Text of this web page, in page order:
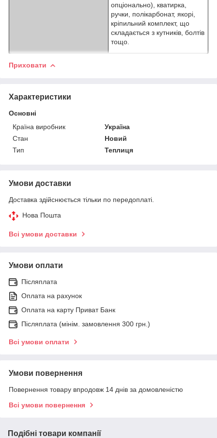
опціонально), кватирка,
ручки, полікарбонат, якорі,
кріпильний комплект, що
складається з кутників, болтів
тощо.
Приховати
Характеристики
Основні
Країна виробник
Україна
Стан
Новий
Тип
Теплиця
Умови доставки
Доставка здійснюється тільки по передоплаті.
Нова Пошта
Всі умови доставки
Умови оплати
Післяплата
Оплата на рахунок
Оплата на карту Приват Банк
Післяплата (мінім. замовлення 300 грн.)
Всі умови оплати
Умови повернення
Повернення товару впродовж 14 днів за домовленістю
Всі умови повернення
Подібні товари компанії